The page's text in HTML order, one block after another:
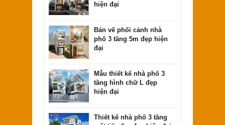
hiện đại
Bản vẽ phối cảnh nhà
phố 3 tầng 5m đẹp hiện
đại
Mẫu thiết kế nhà phố 3
tầng hình chữ L đẹp
hiện đại
Thiết kế nhà phố 3 tầng